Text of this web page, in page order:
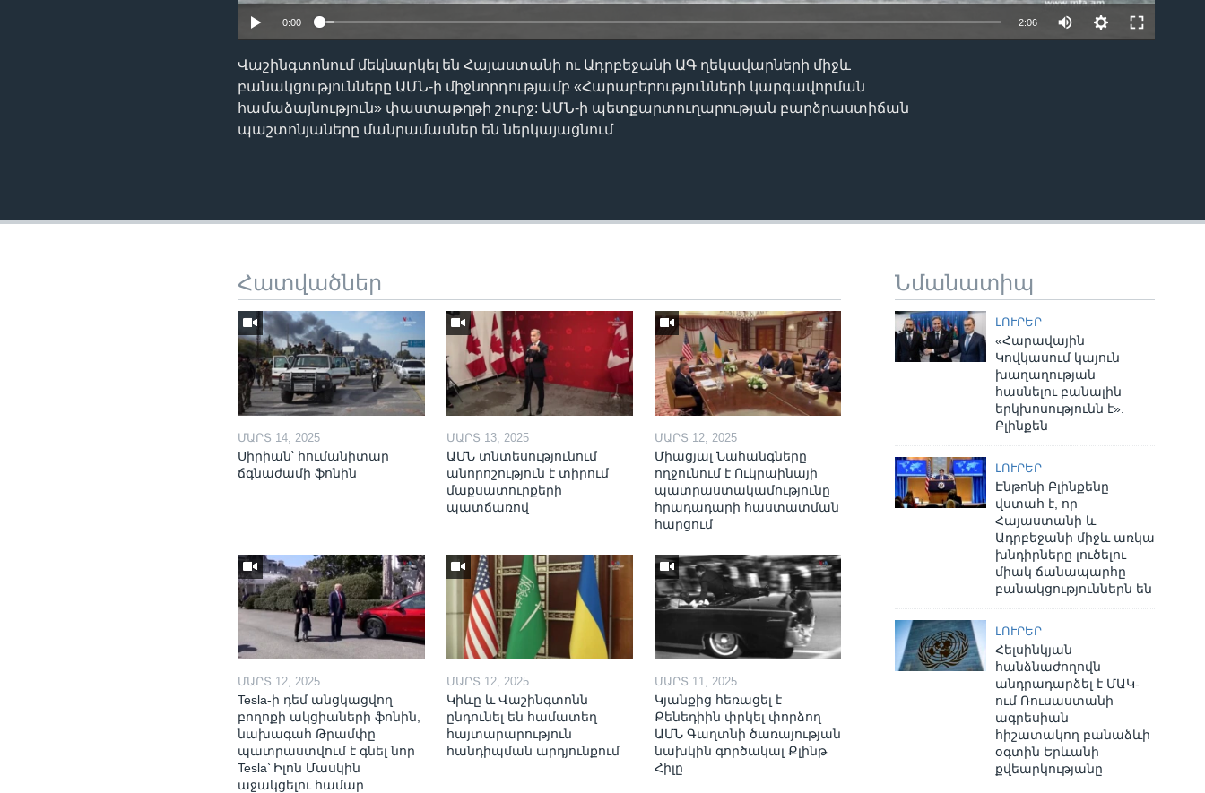
0:00 2:06
Վաշինգտոնում մեկնարկել են Հայաստանի ու Ադրբեջանի ԱԳ ղեկավարների միջև
բանակցությունները ԱՄՆ-ի միջնորդությամբ «Հարաբերությունների կարգավորման
համաձայնություն» փաստաթղթի շուրջ: ԱՄՆ-ի պետքարտուղարության բարձրաստիճան
պաշտոնյաները մանրամասներ են ներկայացնում
Նմանատիպ
ԼՈՒՐԵՐ
«Հարավային
Կովկասում կայուն
խաղաղության
հասնելու բանալին
երկխոսությունն է».
Բլինքեն
ԼՈՒՐԵՐ
Էնթոնի Բլինքենը
վստահ է, որ
Հայաստանի և
Ադրբեջանի միջև առկա
խնդիրները լուծելու
միակ ճանապարհը
բանակցություններն են
ԼՈՒՐԵՐ
Հելսինկյան
հանձնաժողովն
անդրադարձել է ՄԱԿ-
ում Ռուսաստանի
ագրեսիան
հիշատակող բանաձևի
օգտին Երևանի
քվեարկությանը
Հատվածներ
ՄԱՐՏ 14, 2025
Սիրիան՝ հումանիտար
ճգնաժամի ֆոնին
ՄԱՐՏ 13, 2025
ԱՄՆ տնտեսությունում
անորոշություն է տիրում
մաքսատուրքերի
պատճառով
ՄԱՐՏ 12, 2025
Միացյալ Նահանգները
ողջունում է Ուկրաինայի
պատրաստակամությունը
հրադադարի հաստատման
հարցում
ՄԱՐՏ 12, 2025
Tesla-ի դեմ անցկացվող
բողոքի ակցիաների ֆոնին,
նախագահ Թրամփը
պատրաստվում է գնել նոր
Tesla՝ Իլոն Մասկին
աջակցելու համար
ՄԱՐՏ 12, 2025
Կիևը և Վաշինգտոնն
ընդունել են համատեղ
հայտարարություն
հանդիպման արդյունքում
ՄԱՐՏ 11, 2025
Կյանքից հեռացել է
Քենեդիին փրկել փորձող
ԱՄՆ Գաղտնի ծառայության
նախկին գործակալ Քլինթ
Հիլը